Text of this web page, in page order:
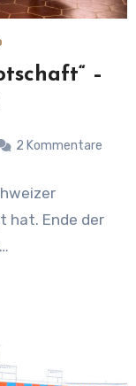
–
2 Kommentare
hat. Ende der